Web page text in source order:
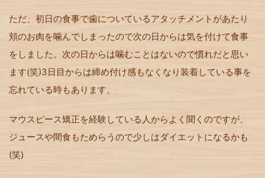
ただ、初日の食事で歯についているアタッチメントがあたり
頬のお肉を噛んでしまったので次の日からは気を付けて食事
をしました。次の日からは噛むことはないので慣れだと思い
ます(笑)3日目からは締め付け感もなくなり装着している事を
忘れている時もあります。
マウスピース矯正を経験している人からよく聞くのですが、
ジュースや間食もためらうので少しはダイエットになるかも
(笑)